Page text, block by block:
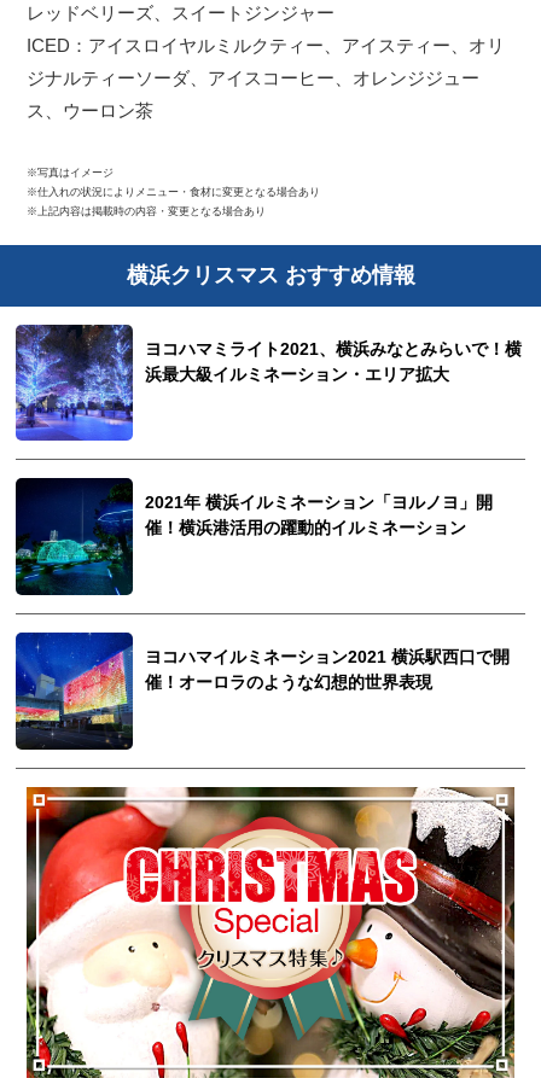
レッドベリーズ、スイートジンジャー
ICED：アイスロイヤルミルクティー、アイスティー、オリ
ジナルティーソーダ、アイスコーヒー、オレンジジュー
ス、ウーロン茶
※写真はイメージ
※仕入れの状況によりメニュー・食材に変更となる場合あり
※上記内容は掲載時の内容・変更となる場合あり
横浜クリスマス おすすめ情報
ヨコハマミライト2021、横浜みなとみらいで！横
浜最大級イルミネーション・エリア拡大
2021年 横浜イルミネーション「ヨルノヨ」開
催！横浜港活用の躍動的イルミネーション
ヨコハマイルミネーション2021 横浜駅西口で開
催！オーロラのような幻想的世界表現